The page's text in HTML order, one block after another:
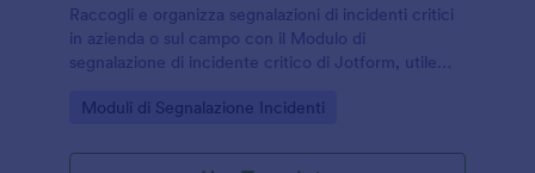
Raccogli e organizza segnalazioni di incidenti critici
in azienda o sul campo con il Modulo di
segnalazione di incidente critico di Jotform, utile
migliorare la raccolta dati.
Go to Category:
Moduli di Segnalazione Incidenti